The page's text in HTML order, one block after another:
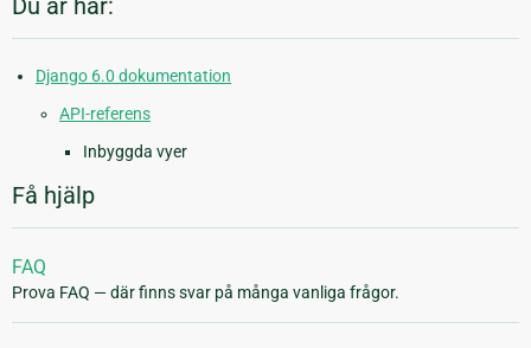
Django 6.0 dokumentation
API-referens
Inbyggda vyer
Få hjälp
FAQ
Prova FAQ — där finns svar på många vanliga frågor.